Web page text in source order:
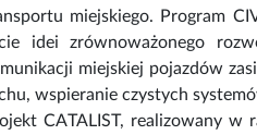
miejskiego. Program
idei zrównoważonego
miejskiej pojazdów
wspieranie czystych
CATALIST, realizowany w